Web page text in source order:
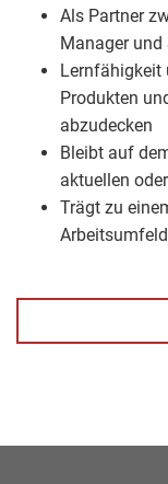
Als Partner
Manager und
Lernfähigkeit
Produkten
abzudecken
Bleibt auf
aktuellen
Trägt zu